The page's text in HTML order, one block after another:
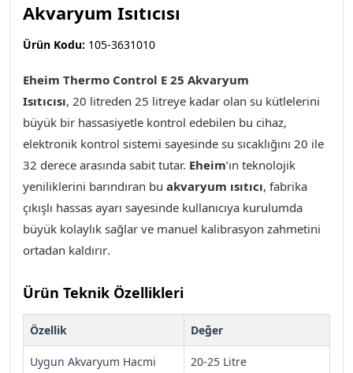
Akvaryum Isıtıcısı
Ürün Kodu: 105-3631010
Eheim Thermo Control E 25 Akvaryum
Isıtıcısı, 20 litreden 25 litreye kadar olan su kütlelerini
büyük bir hassasiyetle kontrol edebilen bu cihaz,
elektronik kontrol sistemi sayesinde su sıcaklığını 20 ile
32 derece arasında sabit tutar. Eheim’ın teknolojik
yeniliklerini barındıran bu akvaryum ısıtıcı, fabrika
çıkışlı hassas ayarı sayesinde kullanıcıya kurulumda
büyük kolaylık sağlar ve manuel kalibrasyon zahmetini
ortadan kaldırır.
Ürün Teknik Özellikleri
Özellik Değer
Uygun Akvaryum Hacmi 20-25 Litre